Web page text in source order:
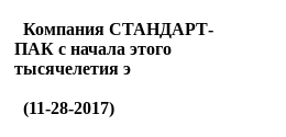
Компания СТАНДАРТ-
ПАК с начала этого
тысячелетия э
(11-28-2017)